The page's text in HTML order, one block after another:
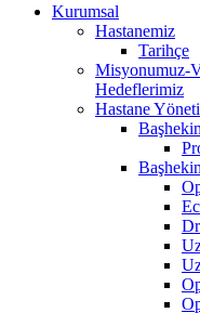
Kurumsal
Hastanemiz
Tarihçe
Misyonumuz-
Hedeflerimiz
Hastane